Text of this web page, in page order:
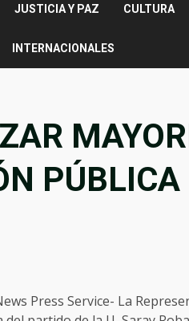
JUSTICIA Y PAZ CULTURA
INTERNACIONALES
PÚBLICA
Press Service- La